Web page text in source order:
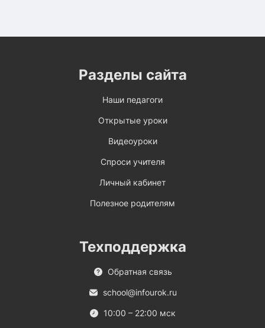
Разделы сайта
Наши педагоги
Открытые уроки
Видеоуроки
Спроси учителя
Личный кабинет
Полезное родителям
Техподдержка
Обратная связь
school@infourok.ru
10:00 – 22:00 мск